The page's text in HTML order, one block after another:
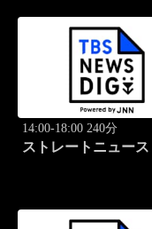
14:00-18:00 240分
ストレートニュース